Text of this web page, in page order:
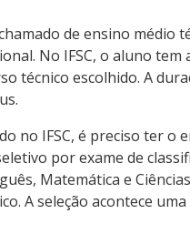
de ensino médio
No IFSC, o aluno
técnico escolhido. A
no IFSC, é preciso ter o
por exame de
Matemática e
A seleção acontece